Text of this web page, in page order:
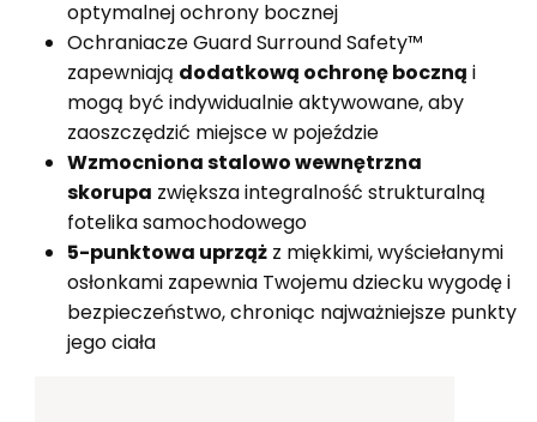
optymalnej ochrony bocznej
Ochraniacze Guard Surround Safety™
zapewniają dodatkową ochronę boczną i
mogą być indywidualnie aktywowane, aby
zaoszczędzić miejsce w pojeździe
Wzmocniona stalowo wewnętrzna
skorupa zwiększa integralność strukturalną
fotelika samochodowego
5-punktowa uprząż z miękkimi, wyściełanymi
osłonkami zapewnia Twojemu dziecku wygodę i
bezpieczeństwo, chroniąc najważniejsze punkty
jego ciała